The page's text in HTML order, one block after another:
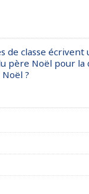
de classe
père Noël pour
?